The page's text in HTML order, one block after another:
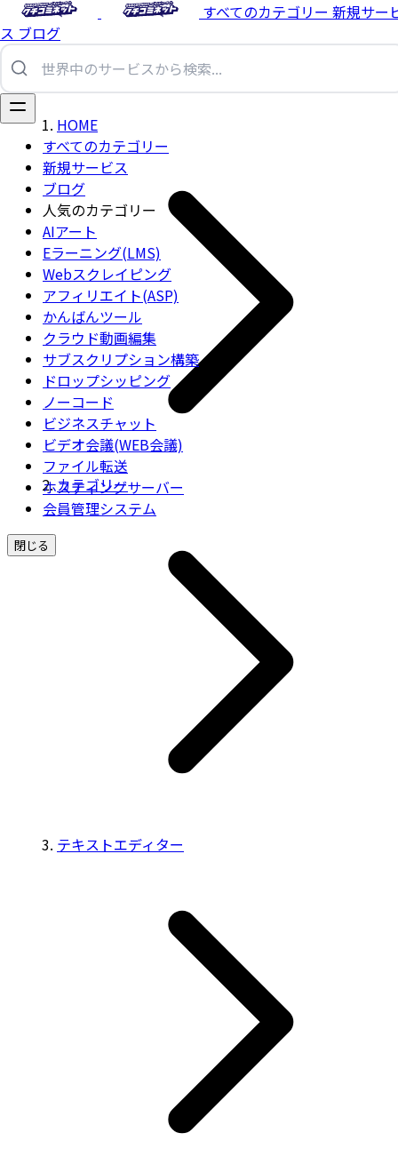
すべてのカテゴリー 新規サー
ス ブログ
すべてのカテゴリー
新規サービス
ブログ
人気のカテゴリー
AIアート
Eラーニング(LMS)
Webスクレイピング
アフィリエイト(ASP)
かんばんツール
クラウド動画編集
サブスクリプション構築
ドロップシッピング
ノーコード
ビジネスチャット
ビデオ会議(WEB会議)
ファイル転送
ホスティングサーバー
会員管理システム
閉じる
HOME
カテゴリー
テキストエディター